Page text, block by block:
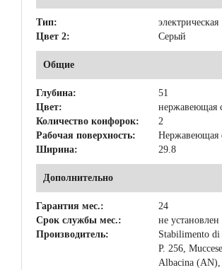
Тип:
электрическая
Цвет 2:
Серый
Общие
Глубина:
51
Цвет:
нержавеющая
Количество конфорок:
2
Рабочая поверхность:
Нержавеющая
Ширина:
29.8
Дополнительно
Гарантия мес.:
24
Срок службы мес.:
не установлен
Производитель:
Stabilimento di
P. 256,
Albacina